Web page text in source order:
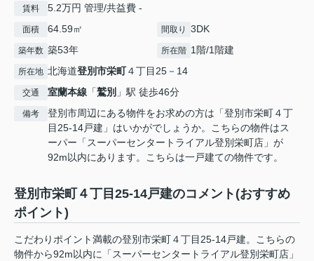
賃料 5.2万円 管理/共益費 -
面積 64.59㎡ 間取り 3DK
築年数 築53年 所在階 1階/1階建
所在地 北海道登別市栄町４丁目25－14
交通 室蘭本線 「鷲別 」駅 徒歩46分
備考
登別市周辺にある物件をお求めの方は「登別市栄町４丁
目25-14戸建」はいかがでしょうか。こちらの物件はス
ーパー「スーパーセンタートライアル登別栄町店」が
92m以内にあります。こちらは一戸建ての物件です。
登別市栄町４丁目25-14戸建のコメント(おすすめ
ポイント)
こだわりポイント満載の登別市栄町４丁目25-14戸建。こちらの
物件から92m以内に「スーパーセンタートライアル登別栄町店」